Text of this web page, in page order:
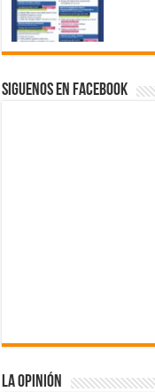
Siguenos en Facebook
La Opinión